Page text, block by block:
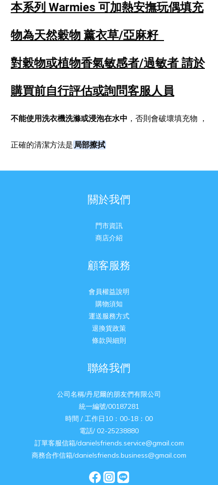
本系列 Warmies 可加熱安撫玩偶填充
物為天然穀物 薰衣草/亞麻籽
對穀物或植物香氣敏感者/過敏者 請於
購買前自行評估或詢問客服人員
不能使用洗衣機洗滌或浸泡在水中 ，否則會破壞填充物 ，
正確的清潔方法是 局部擦拭
關於我們
門市資訊
商店介紹
顧客服務
會員權益說明
購物須知
運送服務方式
退換貨政策
條款與細則
聯絡我們
公司名稱/丹尼爾的朋友們有限公司
統一編號/00187281
時間 / 工作日10：00-18：00
電話/ 02-25238880
訂單客服信箱/danielsfriends.service@gmail.com
商務合作信箱/danielsfriends.business@gmail.com